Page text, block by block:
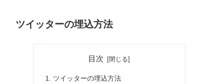
ツイッターの埋込方法
目次
ツイッターの埋込方法